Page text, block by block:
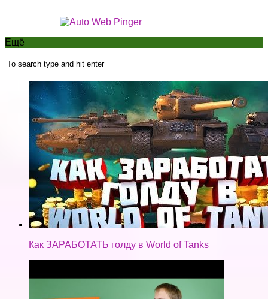
Ещё
Как ЗАРАБОТАТЬ голду в World of Tanks